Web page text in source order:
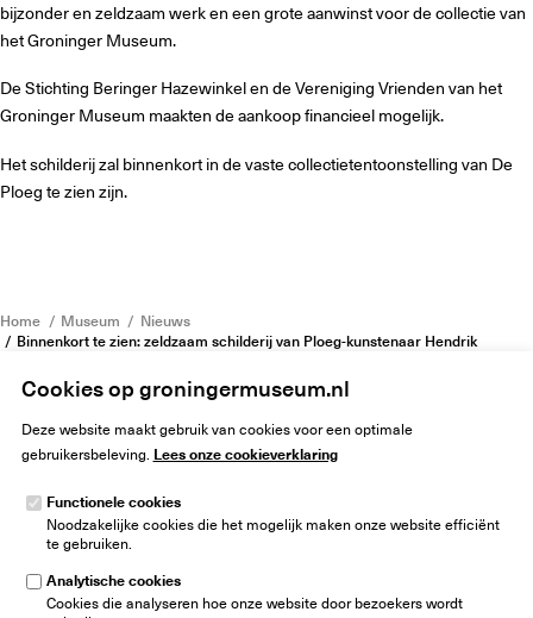
Cookies op groningermuseum.nl
Deze website maakt gebruik van cookies voor een optimale
gebruikersbeleving. Lees onze cookieverklaring
Functionele cookies
Noodzakelijke cookies die het mogelijk maken onze website efficiënt
te gebruiken.
Analytische cookies
Cookies die analyseren hoe onze website door bezoekers wordt
bijzonder en zeldzaam werk en een grote aanwinst voor de collectie van
het Groninger Museum.
De Stichting Beringer Hazewinkel en de Vereniging Vrienden van het
Groninger Museum maakten de aankoop financieel mogelijk.
Het schilderij zal binnenkort in de vaste collectietentoonstelling van De
Ploeg te zien zijn.
Home Museum
Nieuws
Binnenkort te zien: zeldzaam schilderij van Ploeg-kunstenaar Hendrik
Groninger Museum